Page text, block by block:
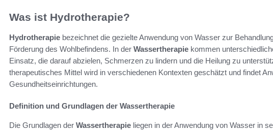
Was ist Hydrotherapie?
Hydrotherapie bezeichnet die gezielte Anwendung von Wasser zur
Förderung des Wohlbefindens. In der Wassertherapie kommen
Einsatz, die darauf abzielen, Schmerzen zu lindern und die Heilung zu
therapeutisches Mittel wird in verschiedenen Kontexten geschätzt und findet
Gesundheitseinrichtungen.
Definition und Grundlagen der Wassertherapie
Die Grundlagen der Wassertherapie liegen in der Anwendung von Wasser in